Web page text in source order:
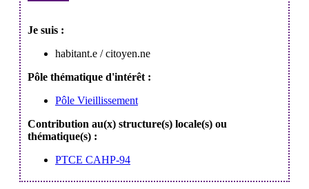
Je suis :
habitant.e / citoyen.ne
Pôle thématique d'intérêt :
Pôle Vieillissement
Contribution au(x) structure(s) locale(s) ou
thématique(s) :
PTCE CAHP-94